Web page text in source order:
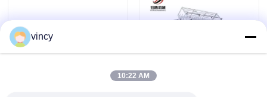
เครื่องตัดเชือกเชือกแบบคอมพิวเตอร์
vincy
10:22 AM